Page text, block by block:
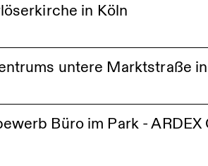
in Köln
untere Marktstraße
Büro im Park -